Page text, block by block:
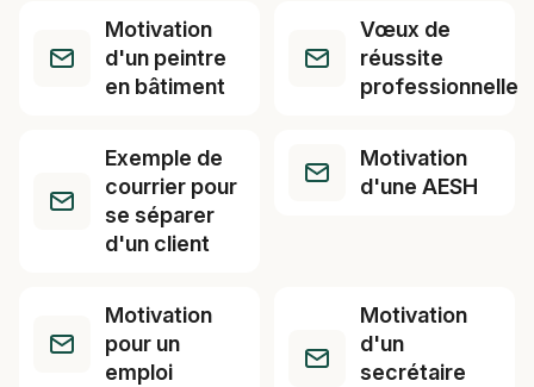
Motivation
d'un peintre
en bâtiment
Vœux de
réussite
professionnelle
Exemple de
courrier pour
se séparer
d'un client
Motivation
d'une AESH
Motivation
pour un
emploi
Motivation
d'un
secrétaire